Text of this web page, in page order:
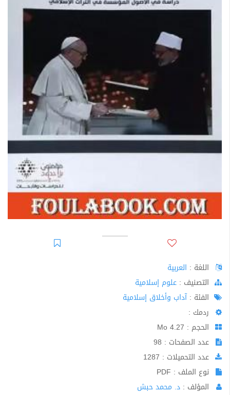
اللغة : العربية
اﻟﺘﺼﻨﻴﻒ : علوم إسلامية
الفئة :آداب وأخلاق إسلامية
ردمك :
الحجم : 4.27 Mo
عدد الصفحات : 98
عدد التحميلات : 1287
نوع الملف : PDF
المؤلف : د. محمد حبش